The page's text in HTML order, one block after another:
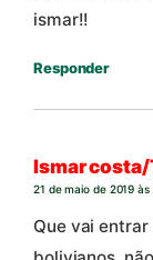
ismar!!
Responder
Ismar costa/
21 de maio de 2019 às
Que vai